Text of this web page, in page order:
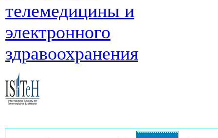
телемедицины и
электронного
здравоохранения